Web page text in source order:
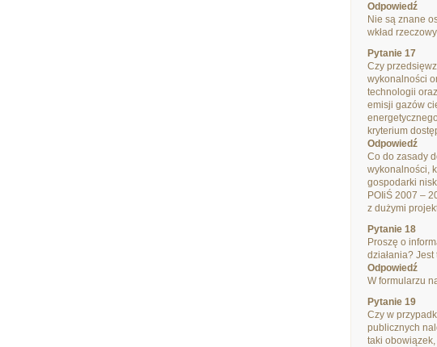
Odpowiedź
Nie są znane
wkład
Pytanie 17
Czy
wykonalności
technologii
emisji gazów
kryterium
Odpowiedź
Co do zasady
wykonalności,
gospodarki
POIiŚ 2007 –
z dużymi
Pytanie 18
Proszę o
działania?
Odpowiedź
W formularzu
Pytanie 19
Czy w
publicznych
taki